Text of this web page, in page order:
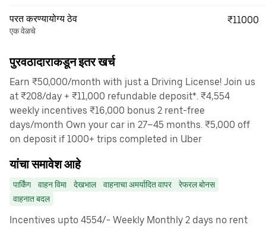
परत करण्यायोग्य ठेव
एक वेळचे
₹11000
पुरवठादाराकडून इतर खर्च
Earn ₹50,000/month with just a Driving License! Join us
at ₹208/day + ₹11,000 refundable deposit*. ₹4,554
weekly incentives ₹16,000 bonus 2 rent-free
days/month Own your car in 27–45 months. ₹5,000 off
on deposit if 1000+ trips completed in Uber
यांचा समावेश आहे
पार्किंग वाहन विमा देखभाल वाहनाचा अमर्यादित वापर
रेफरल बोनस
वाहनात बदल
Incentives upto 4554/- Weekly Monthly 2 days no rent